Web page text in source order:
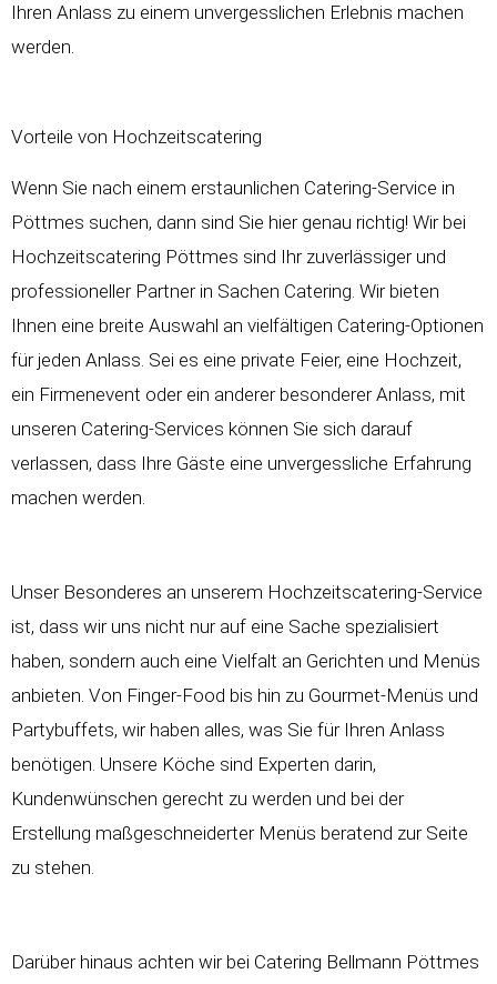
Ihren Anlass zu einem unvergesslichen Erlebnis machen
werden.
Vorteile von Hochzeitscatering
Wenn Sie nach einem erstaunlichen Catering-Service in
Pöttmes suchen, dann sind Sie hier genau richtig! Wir bei
Hochzeitscatering Pöttmes sind Ihr zuverlässiger und
professioneller Partner in Sachen Catering. Wir bieten
Ihnen eine breite Auswahl an vielfältigen Catering-Optionen
für jeden Anlass. Sei es eine private Feier, eine Hochzeit,
ein Firmenevent oder ein anderer besonderer Anlass, mit
unseren Catering-Services können Sie sich darauf
verlassen, dass Ihre Gäste eine unvergessliche Erfahrung
machen werden.
Unser Besonderes an unserem Hochzeitscatering-Service
ist, dass wir uns nicht nur auf eine Sache spezialisiert
haben, sondern auch eine Vielfalt an Gerichten und Menüs
anbieten. Von Finger-Food bis hin zu Gourmet-Menüs und
Partybuffets, wir haben alles, was Sie für Ihren Anlass
benötigen. Unsere Köche sind Experten darin,
Kundenwünschen gerecht zu werden und bei der
Erstellung maßgeschneiderter Menüs beratend zur Seite
zu stehen.
Darüber hinaus achten wir bei Catering Bellmann Pöttmes